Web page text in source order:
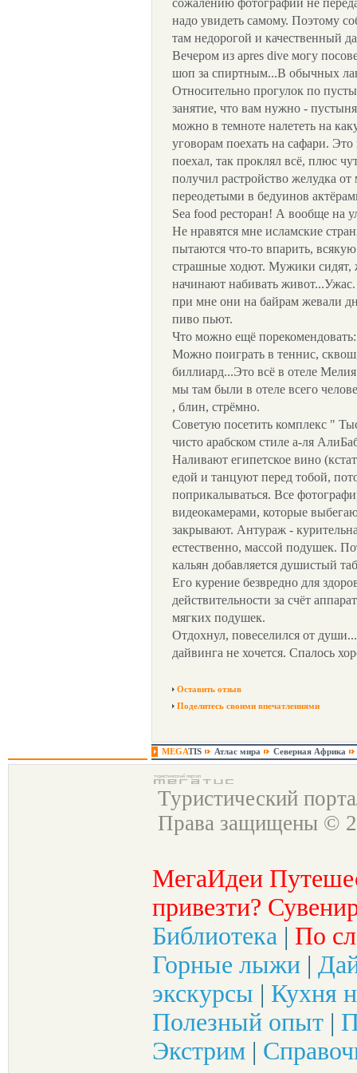
сожалению фотографии не
надо увидеть самому. Поэтому
там недорогой и качественный
Вечером из apres dive могу
шоп за спиртным...В обычных
Относительно прогулок по
занятие, что вам нужно -
можно в темноте налететь на
уговорам поехать на сафари.
поехал, так проклял всё, плюс
получил растройство желудка
переодетыми в бедуинов
Sea food ресторан! А вообще на
Не нравятся мне исламские
пытаются что-то впарить,
страшные ходют. Мужики сидят,
начинают набивать
при мне они на байрам жевали
пиво пьют.
Что можно ещё порекомендовать:
Можно поиграть в теннис,
биллиард...Это всё в отеле
мы там были в отеле всего
, блин, стрёмно.
Советую посетить комплекс "
чисто арабском стиле а-ля
Наливают египетское вино
едой и танцуют перед тобой,
поприкалываться. Все
видеокамерами, которые
закрывают. Антураж -
естественно, массой подушек.
кальян добавляется душистый
Его курение безвредно для
действительности за счёт
мягких подушек.
Отдохнул, повеселился от
дайвинга не хочется. Спалось
Оставить отзыв
Поделитесь своими впечатлениями
MEGATIS Атлас мира Северная Африка
Туристический
Права защищены ©
МегаИдеи
привезти?
Библиотека | По
Горные лыжи |
экскурсы | Кухня
Полезный опыт |
Экстрим |